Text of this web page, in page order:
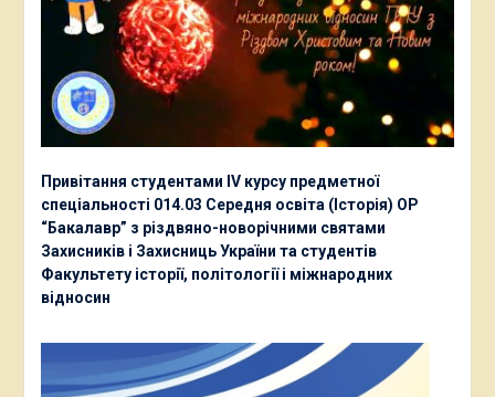
Привітання студентами ІV курсу предметної
спеціальності 014.03 Середня освіта (Історія) ОР
“Бакалавр” з різдвяно-новорічними святами
Захисників і Захисниць України та студентів
Факультету історії, політології і міжнародних
відносин